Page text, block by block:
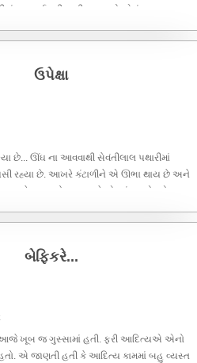
ફસડાઈ પડી. પારી.. આમ તો એનું નામ
ઉપેક્ષા
છે... ઊંઘ ના આવવાથી સેવંતીલાલ પથારીમાં
રહ્યા છે. આખરે કંટાળીને એ ઊભા થાય છે અને
જાય છે. આમ તો આ સમયે એમનું ઘર પોતપોતાના
ચાલુ થઈ
બેફિકરે...
આજે ખૂબ જ ગુસ્સામાં હતી. ફરી આદિત્યએ એનો
એ જાણતી હતી કે આદિત્ય કામમાં બહુ વ્યસ્ત